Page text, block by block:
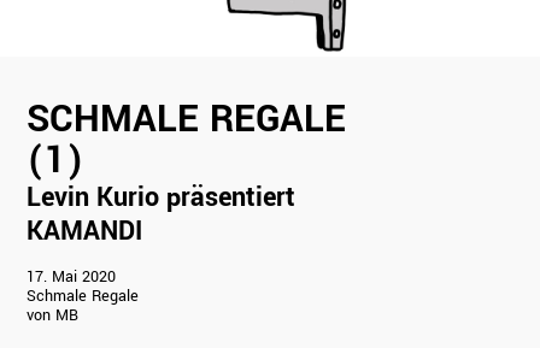
SCHMALE REGALE
(1)
Levin Kurio präsentiert
KAMANDI
Schmale Regale
(1)
Levin Kurio
präsentiert
KAMANDI
17. Mai 2020
Schmale Regale
von MB